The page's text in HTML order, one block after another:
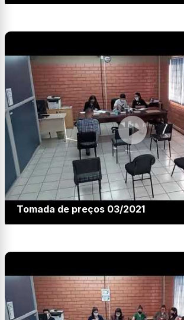
Tomada de preços 03/2021